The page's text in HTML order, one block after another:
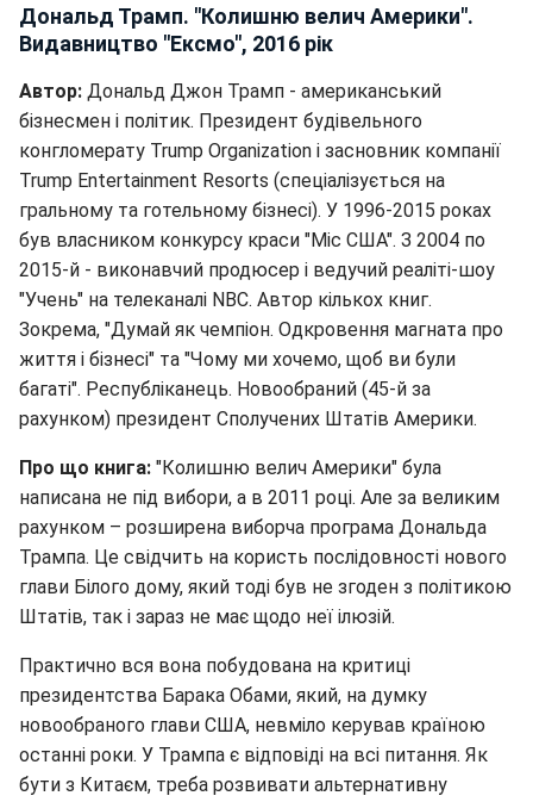
Дональд Трамп. "Колишню велич Америки".
Видавництво "Ексмо", 2016 рік
Автор: Дональд Джон Трамп - американський
бізнесмен і політик. Президент будівельного
конгломерату Trump Organization і засновник компанії
Trump Entertainment Resorts (спеціалізується на
гральному та готельному бізнесі). У 1996-2015 роках
був власником конкурсу краси "Міс США". З 2004 по
2015-й - виконавчий продюсер і ведучий реаліті-шоу
"Учень" на телеканалі NBC. Автор кількох книг.
Зокрема, "Думай як чемпіон. Одкровення магната про
життя і бізнесі" та "Чому ми хочемо, щоб ви були
багаті". Республіканець. Новообраний (45-й за
рахунком) президент Сполучених Штатів Америки.
Про що книга: "Колишню велич Америки" була
написана не під вибори, а в 2011 році. Але за великим
рахунком – розширена виборча програма Дональда
Трампа. Це свідчить на користь послідовності нового
глави Білого дому, який тоді був не згоден з політикою
Штатів, так і зараз не має щодо неї ілюзій.
Практично вся вона побудована на критиці
президентства Барака Обами, який, на думку
новообраного глави США, невміло керував країною
останні роки. У Трампа є відповіді на всі питання. Як
бути з Китаєм, треба розвивати альтернативну